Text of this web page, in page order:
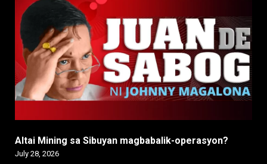
Altai Mining sa Sibuyan magbabalik-operasyon?
July 28, 2026